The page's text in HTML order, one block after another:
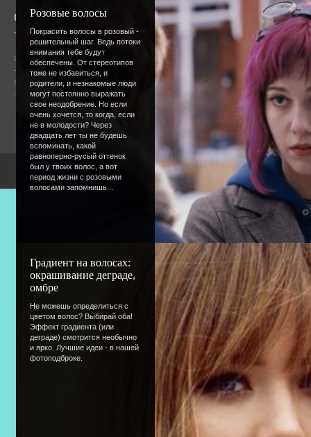
Розовые волосы
Покрасить волосы в розовый -
решительный шаг. Ведь потоки
внимания тебе будут
обеспечены. От стереотипов
тоже не избавиться, и
родители, и незнакомые люди
могут постоянно выражать
свое неодобрение. Но если
очень хочется, то когда, если
не в молодости? Через
двадцать лет ты не будешь
вспоминать, какой
равноперно-русый оттенок
был у твоих волос, а вот
период жизни с розовыми
волосами запомнишь...
Градиент на волосах:
окрашивание деграде,
омбре
Не можешь определиться с
цветом волос? Выбирай оба!
Эффект градиента (или
деграде) смотрится необычно
и ярко. Лучшие идеи - в нашей
фотоподброке.
О сайте
Общая информация
Форум
Сообщество
Онлайн всего:
Пользователей:
Copyright